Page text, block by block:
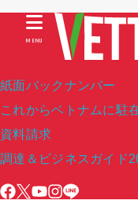
紙面バックナンバー
これからベトナムに駐
資料請求
調達＆ビジネスガイド
MENU